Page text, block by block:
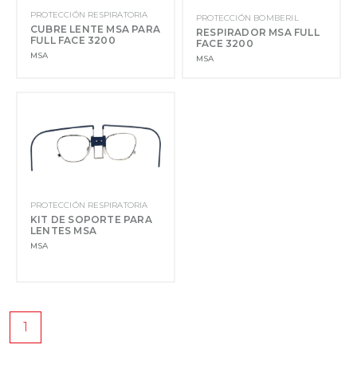
PROTECCIÓN RESPIRATORIA
CUBRE LENTE MSA PARA
FULL FACE 3200
MSA
PROTECCIÓN BOMBERIL
RESPIRADOR MSA FULL
FACE 3200
MSA
PROTECCIÓN RESPIRATORIA
KIT DE SOPORTE PARA
LENTES MSA
MSA
1